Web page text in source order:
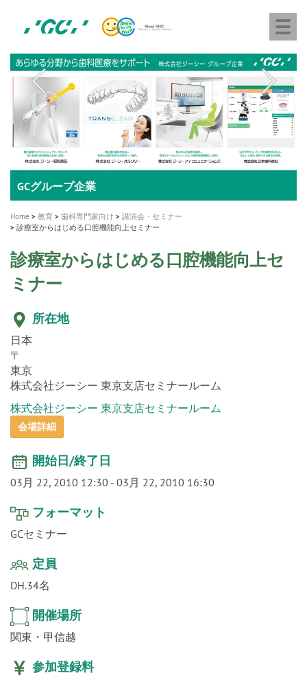
content
社
ジ
ー
シ
ー
M
A healthy smile greatly contributes to your quality of life
新発売 エバーエックス フロー
「セラスマート テクノロジーブック」公開
「イニシャル LiSi（リジ）ブロック テクノロジーブッ
ク」公開
歯を内部まで白くする
新製品 イオム ナゴミ for DH
専用サイトはこちら
新製品バキュクレーブ 118 / 318 Prime
製品の詳細情報はこちら
インプラント Aadva®
GCグループ企業
Home 教育 歯科専門家向け
講演会・セミナー
診療室からはじめる口腔機能向上セミナー
診療室からはじめる口腔機能向上セ
ミナー
所在地
日本
〒
東京
株式会社ジーシー 東京支店セミナールーム
株式会社ジーシー 東京支店セミナールーム
会場詳細
開始日/終了日
03月 22, 2010 12:30 - 03月 22, 2010 16:30
フォーマット
GCセミナー
定員
DH.34名
開催場所
関東・甲信越
参加登録料